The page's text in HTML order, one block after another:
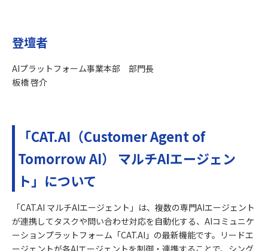
登壇者
AIプラットフォーム事業本部 部門長
板橋 啓介
「CAT.AI（Customer Agent of
Tomorrow AI） マルチAIエージェン
ト」について
「CAT.AI マルチAIエージェント」は、複数の専門AIエージェント
が連携してタスクや問い合わせ対応を自動化する、AIコミュニケ
ーションプラットフォーム「CAT.AI」の最新機能です。リードエ
ージェントが各AIエージェントを制御・連携することで、シング